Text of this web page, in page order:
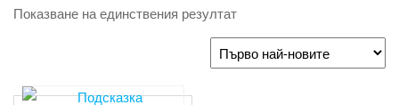
брандиране
на спортни
брандиране,
бизнес
Показване на единствения резултат